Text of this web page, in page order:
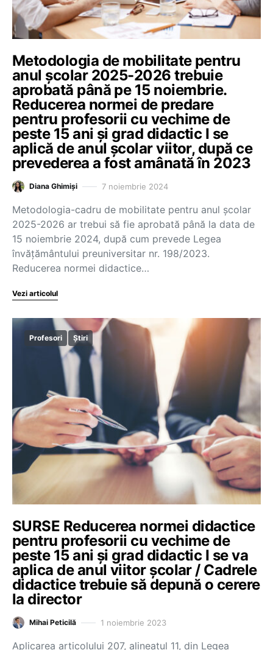
Metodologia de mobilitate pentru
anul școlar 2025-2026 trebuie
aprobată până pe 15 noiembrie.
Reducerea normei de predare
pentru profesorii cu vechime de
peste 15 ani și grad didactic I se
aplică de anul școlar viitor, după ce
prevederea a fost amânată în 2023
Diana Ghimiși 7 noiembrie 2024
Metodologia-cadru de mobilitate pentru anul școlar
2025-2026 ar trebui să fie aprobată până la data de
15 noiembrie 2024, după cum prevede Legea
învățământului preuniversitar nr. 198/2023.
Reducerea normei didactice…
Vezi articolul
Profesori Știri
SURSE Reducerea normei didactice
pentru profesorii cu vechime de
peste 15 ani și grad didactic I se va
aplica de anul viitor școlar / Cadrele
didactice trebuie să depună o cerere
la director
Mihai Peticilă 1 noiembrie 2023
Aplicarea articolului 207, alineatul 11, din Legea